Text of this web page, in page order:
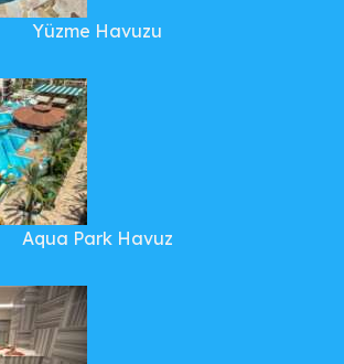
Yüzme Havuzu
Aqua Park Havuz